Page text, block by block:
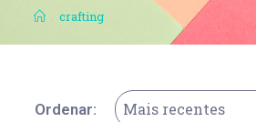
. crafting
Ordenar: Mais recentes